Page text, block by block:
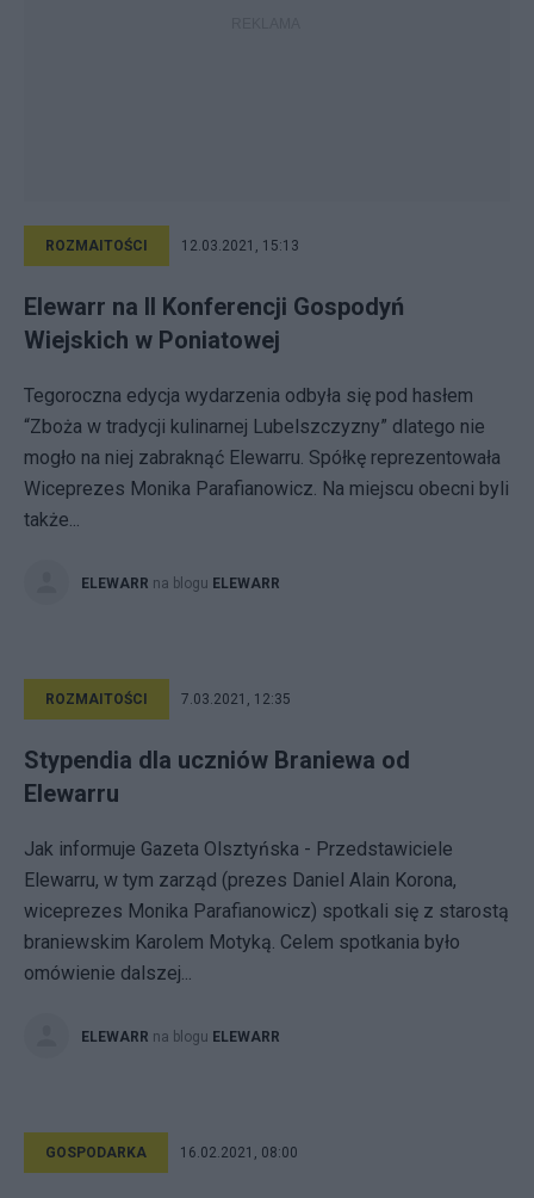
ROZMAITOŚCI 12.03.2021, 15:13
Elewarr na II Konferencji Gospodyń
Wiejskich w Poniatowej
Tegoroczna edycja wydarzenia odbyła się pod hasłem
“Zboża w tradycji kulinarnej Lubelszczyzny” dlatego nie
mogło na niej zabraknąć Elewarru. Spółkę reprezentowała
Wiceprezes Monika Parafianowicz. Na miejscu obecni byli
także...
ELEWARR na blogu ELEWARR
ROZMAITOŚCI 7.03.2021, 12:35
Stypendia dla uczniów Braniewa od
Elewarru
Jak informuje Gazeta Olsztyńska - Przedstawiciele
Elewarru, w tym zarząd (prezes Daniel Alain Korona,
wiceprezes Monika Parafianowicz) spotkali się z starostą
braniewskim Karolem Motyką. Celem spotkania było
omówienie dalszej...
ELEWARR na blogu ELEWARR
GOSPODARKA 16.02.2021, 08:00